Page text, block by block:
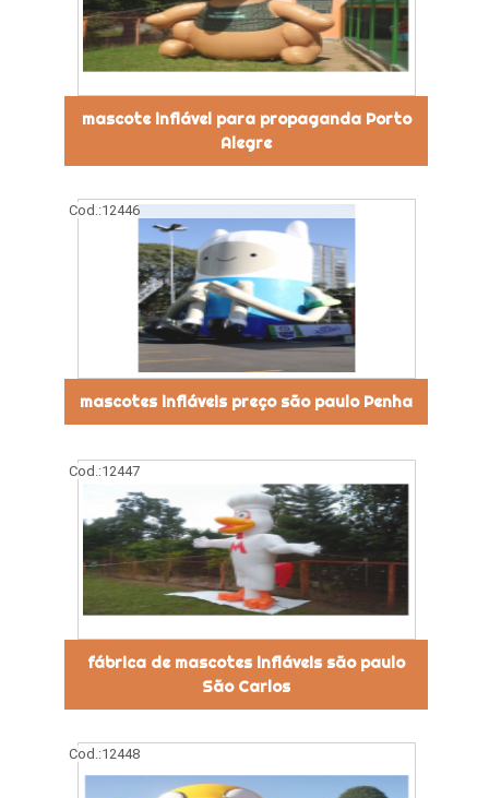
mascote inflável para propaganda Porto
Alegre
Cod.:12446
mascotes infláveis preço são paulo Penha
Cod.:12447
fábrica de mascotes infláveis são paulo
São Carlos
Cod.:12448